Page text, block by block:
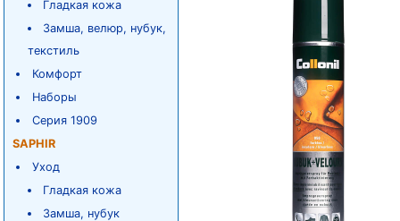
Гладкая кожа
Замша, велюр, нубук,
текстиль
Комфорт
Наборы
Серия 1909
SAPHIR
Уход
Гладкая кожа
Замша, нубук